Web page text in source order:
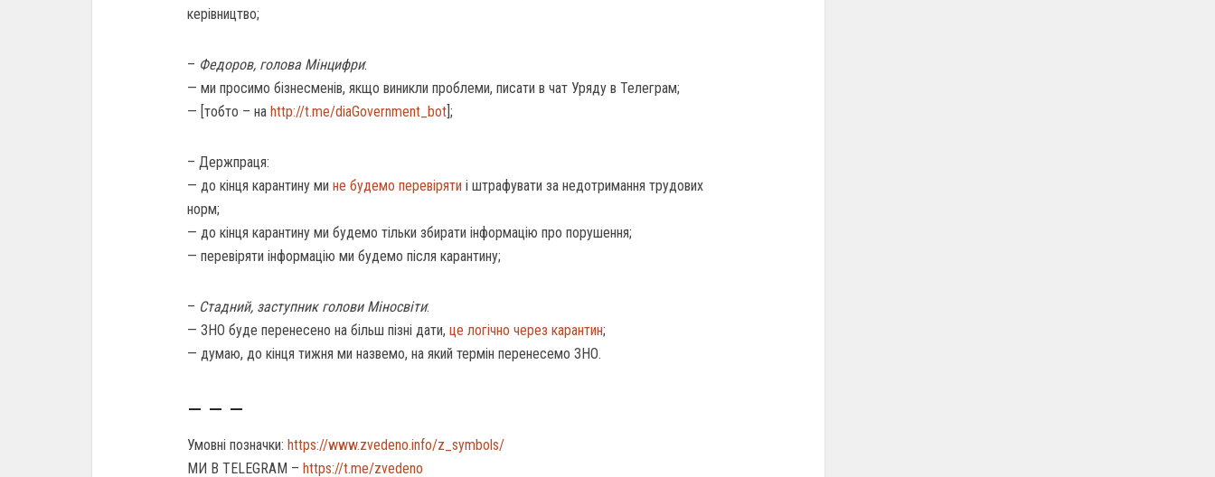
керівництво;
– Федоров, голова Мінцифри:
— ми просимо бізнесменів, якщо виникли проблеми, писати в чат Уряду в Телеграм;
— [тобто – на http://t.me/diaGovernment_bot];
– Держпраця:
— до кінця карантину ми не будемо перевіряти і штрафувати за недотримання трудових
норм;
— до кінця карантину ми будемо тільки збирати інформацію про порушення;
— перевіряти інформацію ми будемо після карантину;
– Стадний, заступник голови Міносвіти:
— ЗНО буде перенесено на більш пізні дати, це логічно через карантин;
— думаю, до кінця тижня ми назвемо, на який термін перенесемо ЗНО.
– – –
Умовні позначки: https://www.zvedeno.info/z_symbols/
МИ В TELEGRAM – https://t.me/zvedeno